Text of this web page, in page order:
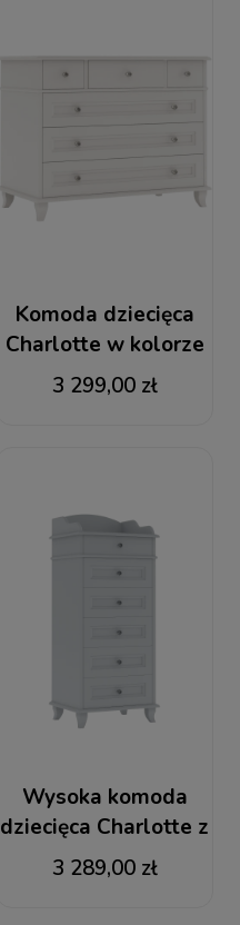
Komoda dziecięca
Charlotte w kolorze
kości słoniowej
3 299,00 zł
Wysoka komoda
dziecięca Charlotte z
szufladami grafitowa
3 289,00 zł